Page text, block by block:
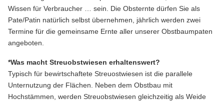
Wissen für Verbraucher … sein. Die Obsternte dürfen Sie als
Pate/Patin natürlich selbst übernehmen, jährlich werden zwei
Termine für die gemeinsame Ernte aller unserer Obstbaumpaten
angeboten.
*Was macht Streuobstwiesen erhaltenswert?
Typisch für bewirtschaftete Streuostwiesen ist die parallele
Unternutzung der Flächen. Neben dem Obstbau mit
Hochstämmen, werden Streuobstwiesen gleichzeitig als Weide